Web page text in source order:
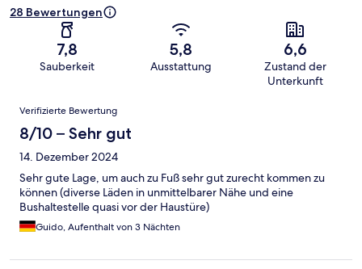
28 Bewertungen
7,8
Sauberkeit
5,8
Ausstattung
6,6
Zustand der
Unterkunft
Bewertungen
Verifizierte Bewertung
8/10 – Sehr gut
14. Dezember 2024
Sehr gute Lage, um auch zu Fuß sehr gut zurecht kommen zu
können (diverse Läden in unmittelbarer Nähe und eine
Bushaltestelle quasi vor der Haustüre)
Guido, Aufenthalt von 3 Nächten